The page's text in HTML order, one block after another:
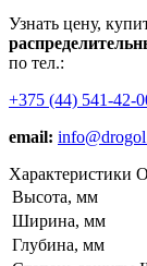
Узнать цену,
по тел.:
+375 (44) 541-42-
email:
Характеристики
Высота, мм
Ширина, мм
Глубина, мм